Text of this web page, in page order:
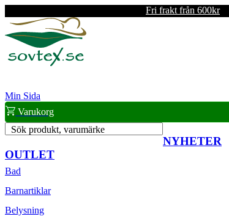
Fri frakt från 600kr
Min Sida
Varukorg
Sök produkt, varumärke
NYHETER
OUTLET
Bad
Barnartiklar
Belysning